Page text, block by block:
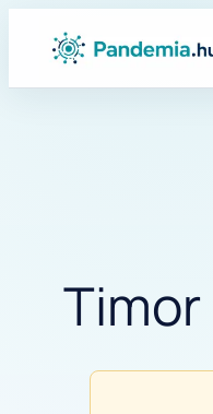
Ugrás
tartalomhoz